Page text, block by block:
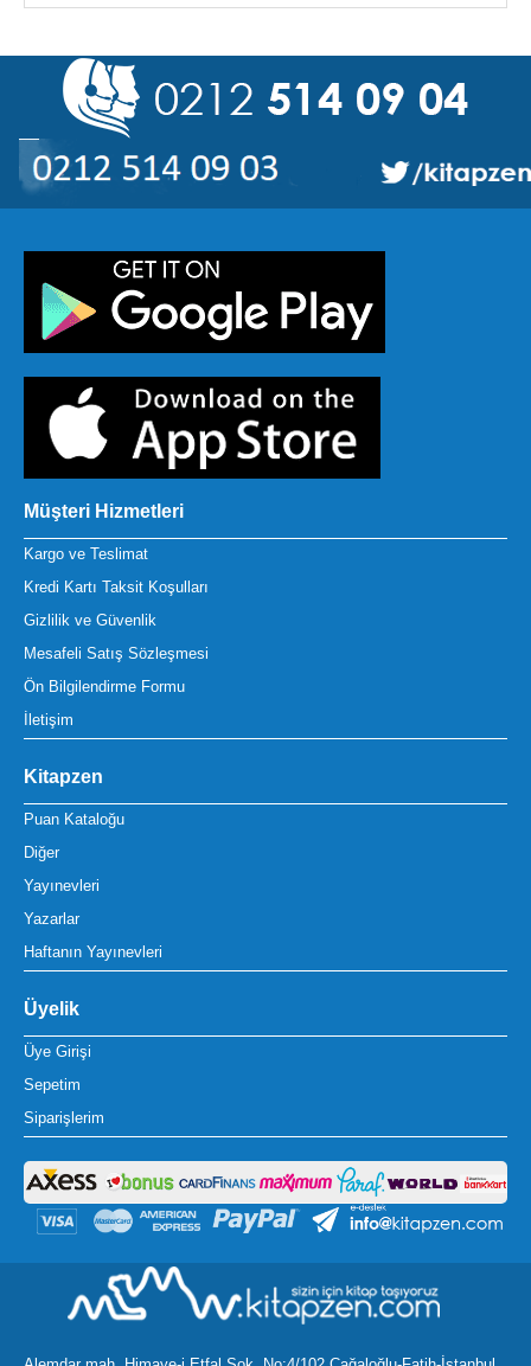
Müşteri Hizmetleri
Kargo ve Teslimat
Kredi Kartı Taksit Koşulları
Gizlilik ve Güvenlik
Mesafeli Satış Sözleşmesi
Ön Bilgilendirme Formu
İletişim
Kitapzen
Puan Kataloğu
Diğer
Yayınevleri
Yazarlar
Haftanın Yayınevleri
Üyelik
Üye Girişi
Sepetim
Siparişlerim